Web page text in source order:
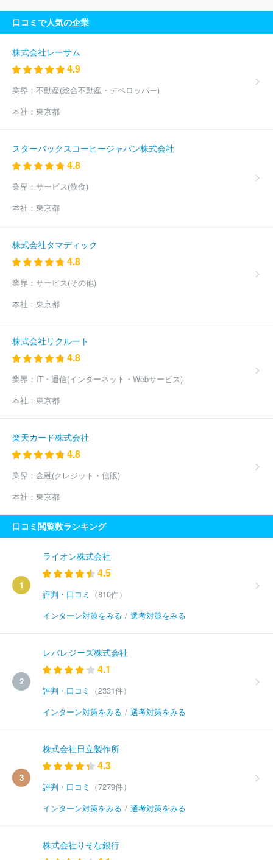
口コミで人気の企業
株式会社レーサム
4.9
業界： 不動産(総合不動産・デベロッパー)
本社： 東京都
スターバックスコーヒージャパン株式会社
4.8
業界： サービス(飲食)
本社： 東京都
株式会社タマディック
4.8
業界： サービス(その他)
本社： 東京都
株式会社リクルート
4.8
業界： IT・通信(インターネット・Webサービス)
本社： 東京都
楽天カード株式会社
4.8
業界： 金融(クレジット・信販)
本社： 東京都
口コミ閲覧数ランキング
1
ライオン株式会社
4.5
評判・口コミ
（810件）
インターン対策をみる / 選考対策をみる
2
レバレジーズ株式会社
4.1
評判・口コミ
（2331件）
インターン対策をみる / 選考対策をみる
3
株式会社日立製作所
4.3
評判・口コミ
（7279件）
インターン対策をみる / 選考対策をみる
株式会社りそな銀行